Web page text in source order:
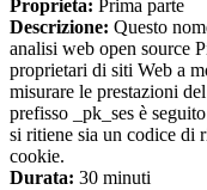
Proprieta: Prima parte
Descrizione: Questo
analisi web open source
proprietari di siti Web a
misurare le prestazioni
prefisso _pk_ses è
si ritiene sia un codice di
cookie.
Durata: 30 minuti